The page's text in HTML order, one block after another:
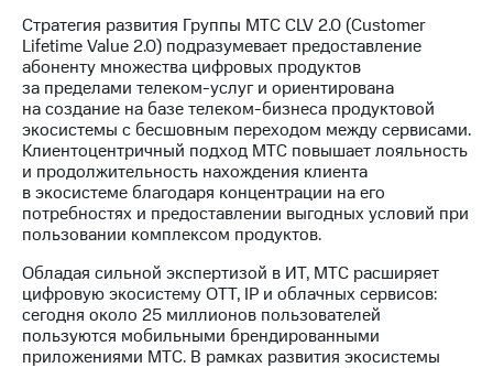
акций
Описание
Программа
приобретения
Порядок
выкупа
акций
Дивиденды
Рынок
облигаций
Описание
Еврооблигации-2023
Уведомление
о
погашении
Стратегия развития Группы МТС CLV 2.0 (Customer
Lifetime Value 2.0) подразумевает предоставление
абоненту множества цифровых продуктов
за пределами телеком-услуги ориентирована
на создание на базетелеком-бизнеса продуктовой
экосистемы с бесшовным переходом между сервисами.
Клиентоцентричный подход МТС повышает лояльность
и продолжительность нахождения клиента
в экосистеме благодаря концентрации на его
потребностях и предоставлении выгодных условий при
пользовании комплексом продуктов.
Обладая сильной экспертизой в ИТ, МТС расширяет
цифровую экосистему OTT, IP и облачных сервисов:
сегодня около 25 миллионов пользователей
пользуются мобильными брендированными
приложениями МТС. В рамках развития экосистемы